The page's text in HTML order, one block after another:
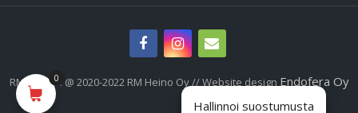
RMHeino.fi @ 2020-2022 RM Heino Oy // Website design Endofera Oy
Hallinnoi suostumusta
0